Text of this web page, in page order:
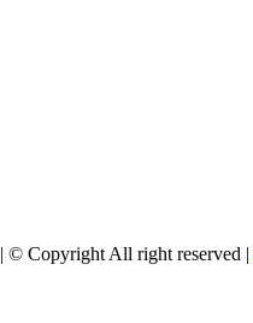
| © Copyright All right reserved |